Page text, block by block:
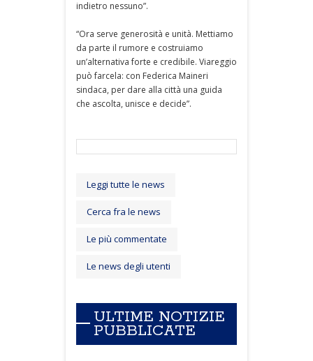
indietro nessuno”.
“Ora serve generosità e unità. Mettiamo
da parte il rumore e costruiamo
un’alternativa forte e credibile. Viareggio
può farcela: con Federica Maineri
sindaca, per dare alla città una guida
che ascolta, unisce e decide”.
Leggi tutte le news
Cerca fra le news
Le più commentate
Le news degli utenti
ULTIME NOTIZIE
PUBBLICATE